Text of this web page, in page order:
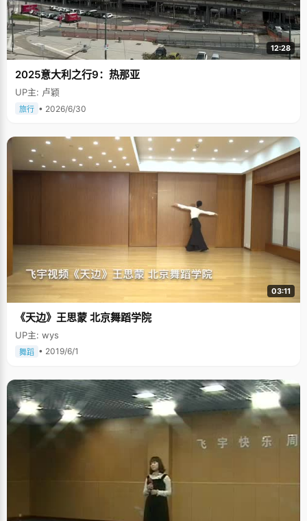
12:28
2025意大利之行9：热那亚
UP主: 卢颖
旅行 • 2026/6/30
03:11
《天边》王思蒙 北京舞蹈学院
UP主: wys
舞蹈 • 2019/6/1